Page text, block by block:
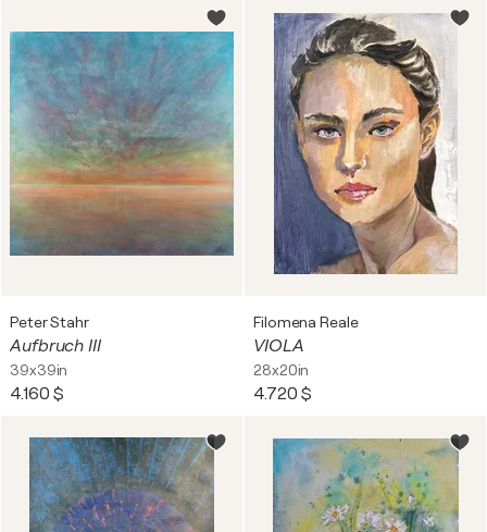
Peter Stahr
Aufbruch III
39x39in
4.160 $
Filomena Reale
VIOLA
28x20in
4.720 $